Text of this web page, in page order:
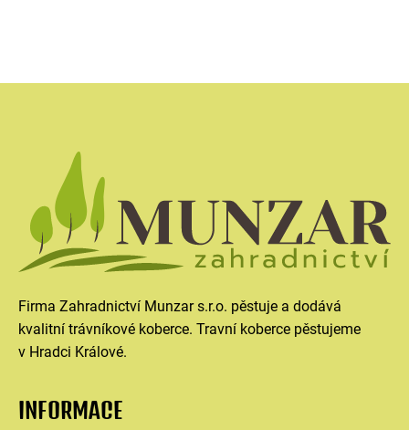
Firma Zahradnictví Munzar s.r.o. pěstuje a dodává
kvalitní trávníkové koberce. Travní koberce pěstujeme
v Hradci Králové.
INFORMACE